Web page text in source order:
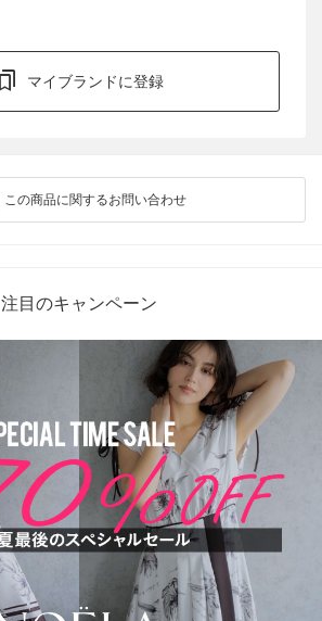
マイブランドに登録
この商品に関するお問い合わせ
注目のキャンペーン